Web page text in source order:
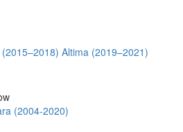
Altima (2019–2021)
(2004-2020)